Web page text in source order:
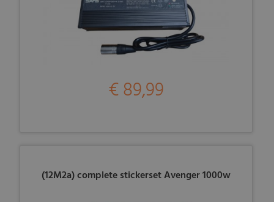
€ 89,99
(12M2a) complete stickerset Avenger 1000w